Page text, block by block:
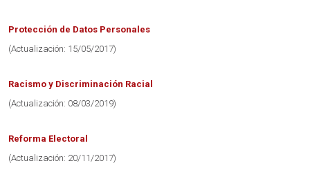
Protección de Datos Personales
(Actualización: 15/05/2017)
Racismo y Discriminación Racial
(Actualización: 08/03/2019)
Reforma Electoral
(Actualización: 20/11/2017)